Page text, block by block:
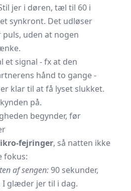
jer i døren, tæl til 60 i
synkront. Det udløser
uden at nogen
et signal - fx at den
hånd to gange -
klar til at få lyset slukket.
på.
begynder, før
fejringer, så natten ikke
fokus:
af sengen:90 sekunder,
I glæder jer til i dag.